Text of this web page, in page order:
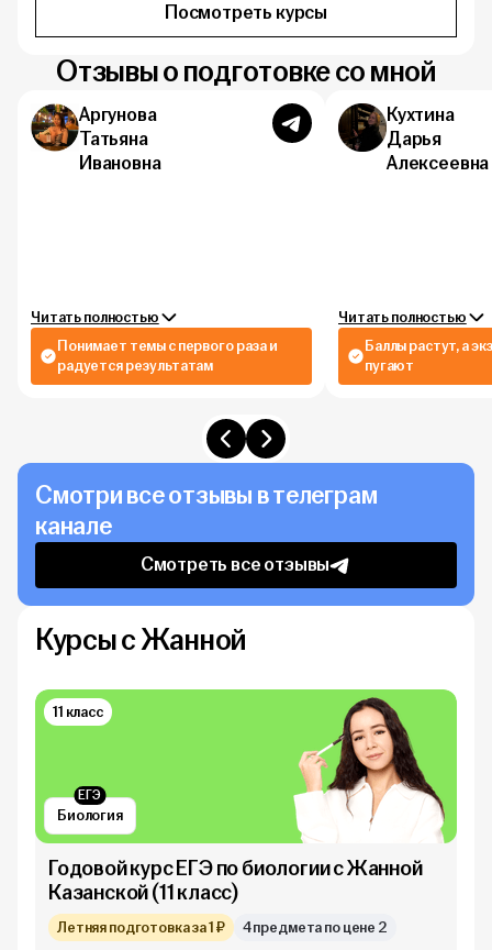
Посмотреть курсы
Отзывы о подготовке со мной
Аргунова
Татьяна
Ивановна
Читать полностью
Понимает темы с первого раза и
радуется результатам
Кухтина
Дарья
Алексеевна
Читать полностью
Баллы растут, а
пугают
Смотри все отзывы в телеграм
канале
Смотреть все отзывы
Курсы с Жанной
Биология
ЕГЭ
11 класс
Годовой курс ЕГЭ по биологии с Жанной
Казанской (11 класс)
Летняя подготовка за 1 ₽ 4 предмета по цене 2